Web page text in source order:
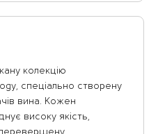
колекцію
, спеціально створену
вина. Кожен
високу якість,